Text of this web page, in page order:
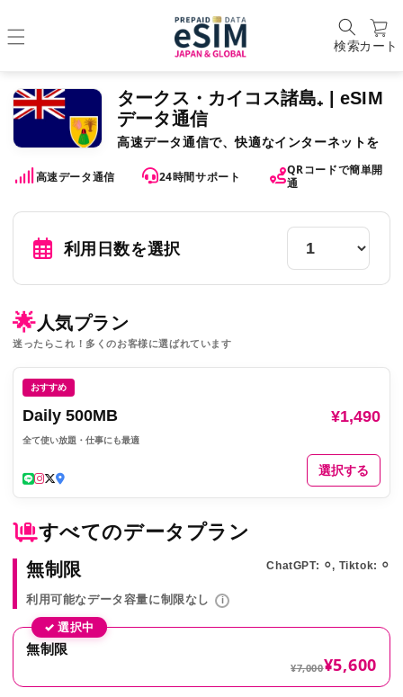
検索カート
タークス・カイコス諸島₊ | eSIM
データ通信
高速データ通信で、快適なインターネットを
高速データ通信 24時間サポート
QRコードで簡単開
通
利用日数を選択
🌟 人気プラン
迷ったらこれ！多くのお客様に選ばれています
おすすめ
Daily 500MB
全て使い放題・仕事にも最適
¥1,490
選択する
すべてのデータプラン
無制限 ChatGPT: ⚪︎, Tiktok: ⚪︎
利用可能なデータ容量に制限なし i
✓ 選択中
無制限
¥7,000¥5,600